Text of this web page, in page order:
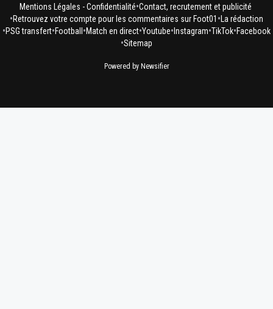
Mentions Légales - Confidentialité•Contact, recrutement et publicité
•Retrouvez votre compte pour les commentaires sur Foot01 • La rédaction
•PSG transfert•Football •Match en direct•Youtube• Instagram•TikTok•Facebook
•Sitemap
Powered by Newsifier